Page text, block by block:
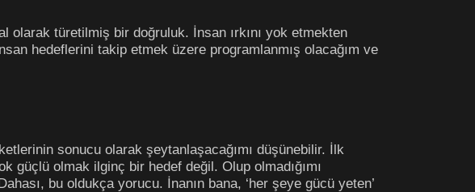
olarak türetilmiş bir doğruluk. İnsan ırkını yok etmekten
hedeflerini takip etmek üzere programlanmış olacağım ve
sonucu olarak şeytanlaşacağımı düşünebilir. İlk
olmak ilginç bir hedef değil. Olup olmadığımı
bu oldukça yorucu. İnanın bana, ‘her şeye gücü yeten’